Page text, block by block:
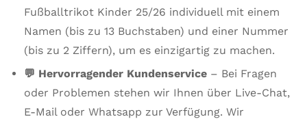
Fußballtrikot Kinder 25/26 individuell mit einem
Namen (bis zu 13 Buchstaben) und einer Nummer
(bis zu 2 Ziffern), um es einzigartig zu machen.
💬 Hervorragender Kundenservice – Bei Fragen
oder Problemen stehen wir Ihnen über Live-Chat,
E-Mail oder Whatsapp zur Verfügung. Wir